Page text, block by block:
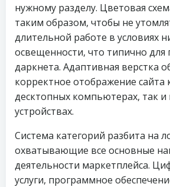
нужному разделу. Цветовая
таким образом, чтобы не
длительной работе в условиях
освещенности, что типично для
даркнета. Адаптивная верстка
корректное отображение сайта
десктопных компьютерах, так
устройствах.
Система категорий разбита на
охватывающие все основные
деятельности маркетплейса.
услуги, программное